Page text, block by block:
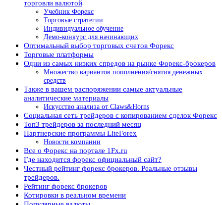
торговли валютой
Учебник Форекс
Торговые стратегии
Индивидуальное обучение
Демо-конкурс для начинающих
Оптимальный выбор торговых счетов Форекс
Торговые платформы
Одни из самых низких спредов на рынке Форекс-брокеров
Множество вариантов пополнения/снятия денежных
средств
Также в вашем распоряжении самые актуальные
аналитические материалы
Искусство анализа от Claws&Horns
Социальная сеть трейдеров с копированием сделок Форекс
Топ3 трейдеров за последний месяц
Партнерские программы LiteForex
Новости компании
Все о Форекс на портале 1Fx.ru
Где находится форекс официальный сайт?
Честный рейтинг форекс брокеров. Реальные отзывы
трейдеров.
Рейтинг форекс брокеров
Котировки в реальном времени